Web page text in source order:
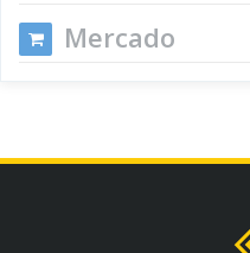
Mercado